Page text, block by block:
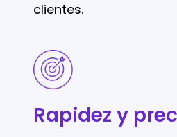
clientes.
Rapidez y
Rapidez